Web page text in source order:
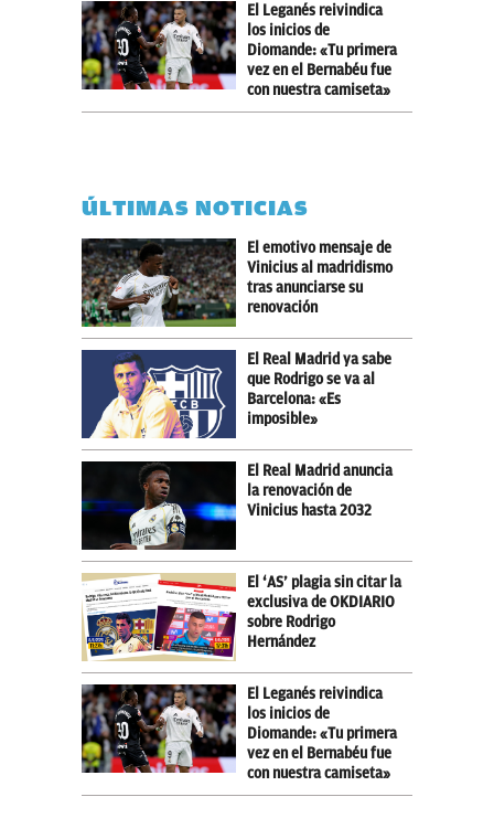
El Leganés reivindica
los inicios de
Diomande: «Tu primera
vez en el Bernabéu fue
con nuestra camiseta»
ÚLTIMAS NOTICIAS
El emotivo mensaje de
Vinicius al madridismo
tras anunciarse su
renovación
El Real Madrid ya sabe
que Rodrigo se va al
Barcelona: «Es
imposible»
El Real Madrid anuncia
la renovación de
Vinicius hasta 2032
El ‘AS’ plagia sin citar la
exclusiva de OKDIARIO
sobre Rodrigo
Hernández
El Leganés reivindica
los inicios de
Diomande: «Tu primera
vez en el Bernabéu fue
con nuestra camiseta»